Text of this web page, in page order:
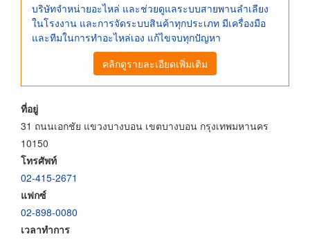
บริษัทจำหน่ายอะไหล่ และช่วยดูแลระบบสายพานลำเลียง
ในโรงงาน และการจัดระบบสินค้าทุกประเภท มีเครื่องมือ
และทีมในการทำอะไหล่เอง แก้ไขจบทุกปัญหา
คลิกดูรายละเอียดเพิ่มเติม
ที่อยู่
31 ถนนเอกชัย แขวงบางบอน เขตบางบอน กรุงเทพมหานคร
10150
โทรศัพท์
02-415-2671
แฟกซ์
02-898-0080
เวลาทำการ